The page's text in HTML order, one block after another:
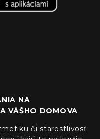
NA
VÁŠHO DOMOVA
či starostlivosť